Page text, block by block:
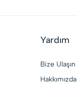
Yardım
Bize Ulaşın
Hakkımızda